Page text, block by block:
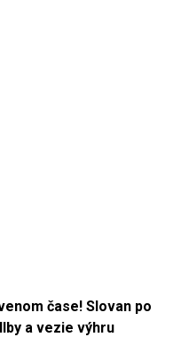
čase! Slovan po
a vezie výhru